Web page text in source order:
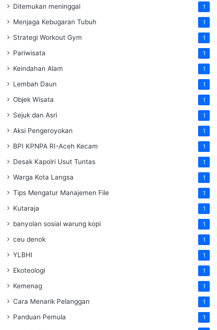
Ditemukan meninggal 1
Menjaga Kebugaran Tubuh 1
Strategi Workout Gym 1
Pariwisata 1
Keindahan Alam 1
Lembah Daun 1
Objek Wisata 1
Sejuk dan Asri 1
Aksi Pengeroyokan 1
BPI KPNPA RI-Aceh Kecam 1
Desak Kapolri Usut Tuntas 1
Warga Kota Langsa 1
Tips Mengatur Manajemen File 1
Kutaraja 1
banyolan sosial warung kopi 1
ceu denok 1
YLBHI 1
Ekoteologi 1
Kemenag 1
Cara Menarik Pelanggan 1
Panduan Pemula 1